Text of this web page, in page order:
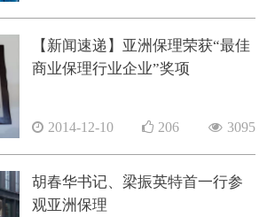
【新闻速递】亚洲保理荣获“最佳
商业保理行业企业”奖项
2014-12-10 206 3095
胡春华书记、梁振英特首一行参
观亚洲保理